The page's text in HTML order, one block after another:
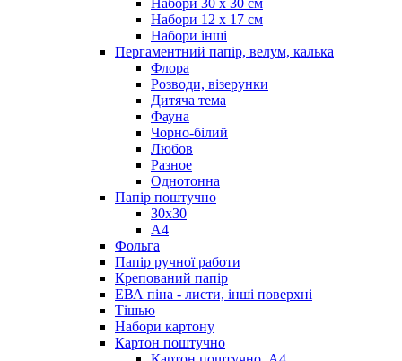
Набори 12 х 17 см
Набори інші
Пергаментний папір, велум, калька
Флора
Розводи, візерунки
Дитяча тема
Фауна
Чорно-білий
Любов
Разное
Однотонна
Папір поштучно
30х30
А4
Фольга
Папір ручної работи
Крепований папір
ЕВА піна - листи, інші поверхні
Тішью
Набори картону
Картон поштучно